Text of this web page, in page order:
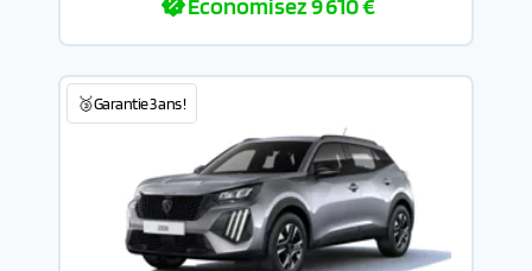
Economisez9 610 €
🥉Garantie 3 ans !